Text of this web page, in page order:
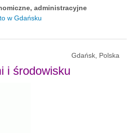
administracyjne
w Gdańsku
Gdańsk, Polska
i środowisku